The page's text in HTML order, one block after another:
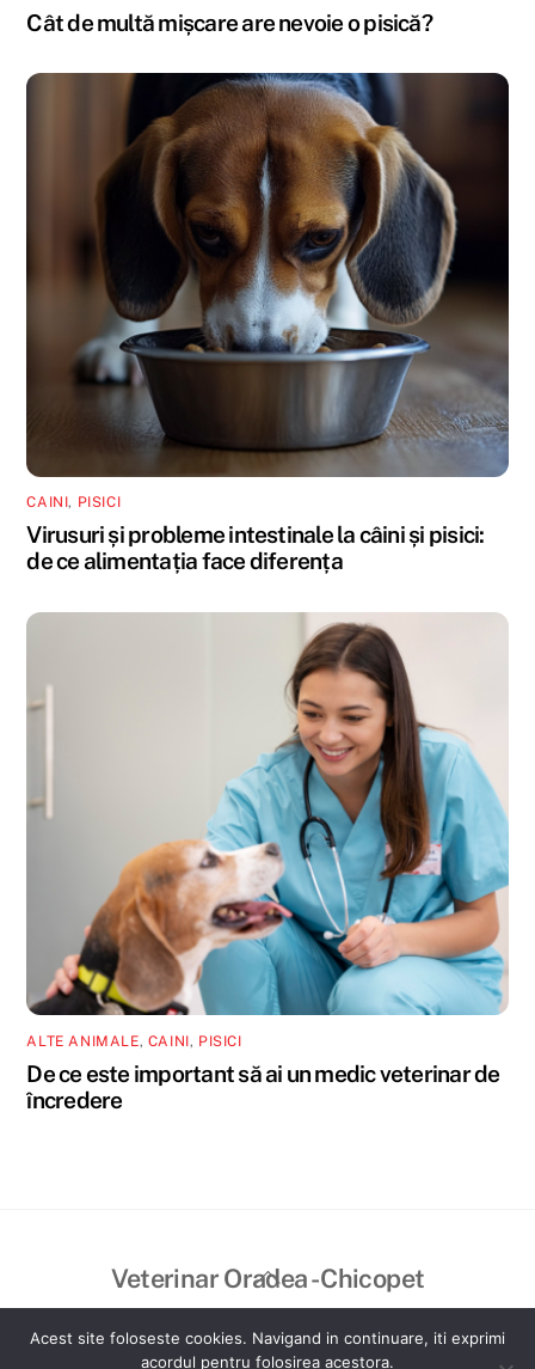
Cât de multă mișcare are nevoie o pisică?
CAINI, PISICI
Virusuri și probleme intestinale la câini și pisici:
de ce alimentația face diferența
ALTE ANIMALE, CAINI, PISICI
De ce este important să ai un medic veterinar de
încredere
Back
Top
Veterinar Oradea - Chicopet
Created by VisualBrand
Acest site foloseste cookies. Navigand in continuare, iti exprimi
acordul pentru folosirea acestora.